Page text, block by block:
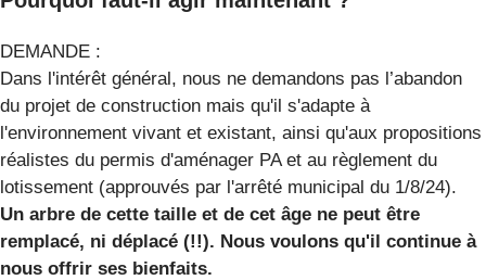
DEMANDE :
Dans l'intérêt général, nous ne demandons pas l’abandon
du projet de construction mais qu'il s'adapte à
l'environnement vivant et existant, ainsi qu'aux propositions
réalistes du permis d'aménager PA et au règlement du
lotissement (approuvés par l'arrêté municipal du 1/8/24).
Un arbre de cette taille et de cet âge ne peut être
remplacé, ni déplacé (!!). Nous voulons qu'il continue à
nous offrir ses bienfaits.